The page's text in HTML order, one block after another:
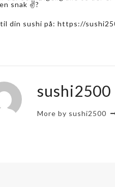
snak ✌?
din sushi på: https://
sushi2500
More by sushi2500